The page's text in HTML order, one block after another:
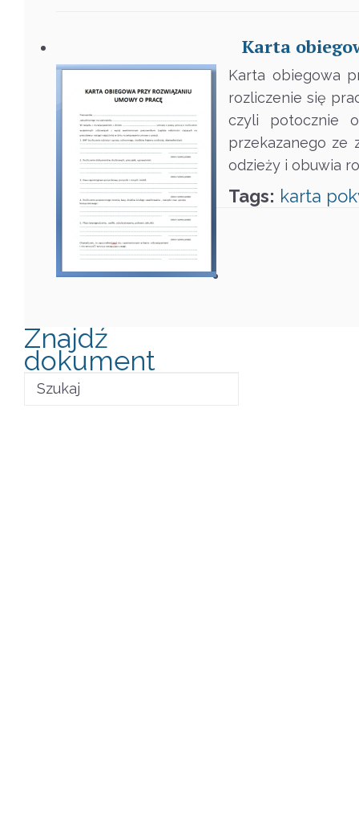
Karta
Karta obiegowa
rozliczenie się
czyli potocznie
przekazanego ze
odzieży i obuwia
Tags: karta
Znajdź
dokument